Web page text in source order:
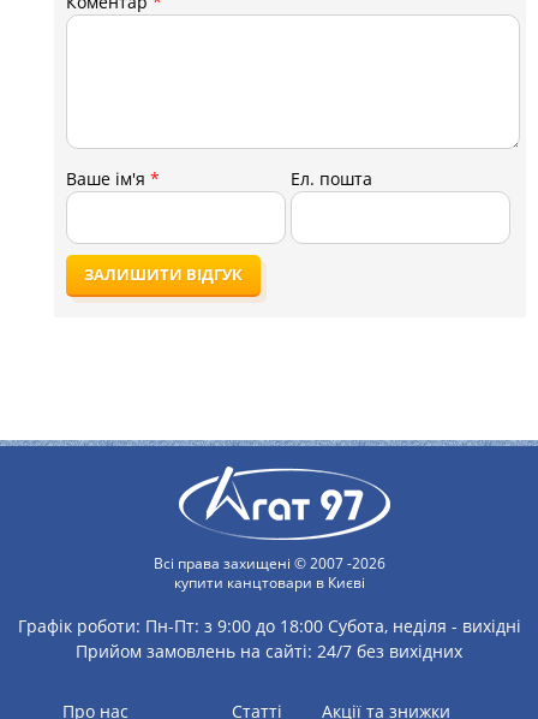
Ваше ім'я* Ел. пошта
ЗАЛИШИТИ ВІДГУК
Всі права захищені © 2007 -2026
купити канцтовари в Києві
Графік роботи: Пн-Пт: з 9:00 до 18:00 Субота, неділя - вихідні
Прийом замовлень на сайті: 24/7 без вихідних
Про нас статті Акції та знижки